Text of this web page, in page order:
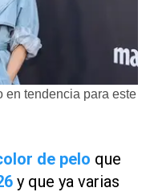
en tendencia para este
de pelo que
y que ya varias